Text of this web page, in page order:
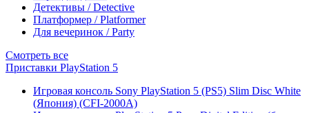
Детективы / Detective
Платформер / Platformer
Для вечеринок / Party
Смотреть все
Приставки PlayStation 5
Игровая консоль Sony PlayStation 5 (PS5) Slim Disc White
(Япония) (CFI-2000A)